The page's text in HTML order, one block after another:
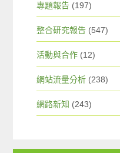
專題報告 (197)
整合研究報告 (547)
活動與合作 (12)
網站流量分析 (238)
網路新知 (243)